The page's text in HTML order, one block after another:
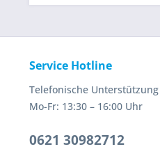
Service Hotline
Telefonische
Mo-Fr: 13:30 – 16:00 Uhr
0621 30982712